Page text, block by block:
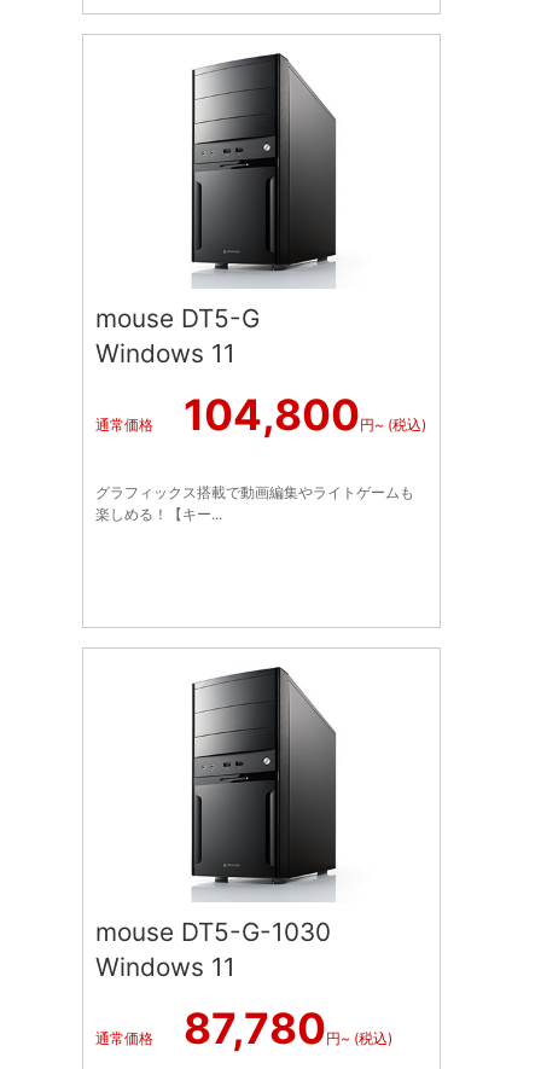
mouse DT5-G
Windows 11
通常価格 104,800円~ (税込)
グラフィックス搭載で動画編集やライトゲームも
楽しめる！【キー...
mouse DT5-G-1030
Windows 11
通常価格 87,780円~ (税込)